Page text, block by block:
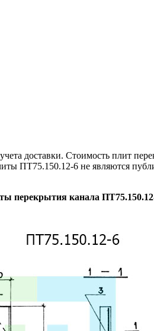
доставки. Стоимость плит
ПТ75.150.12-6 не являются
перекрытия канала